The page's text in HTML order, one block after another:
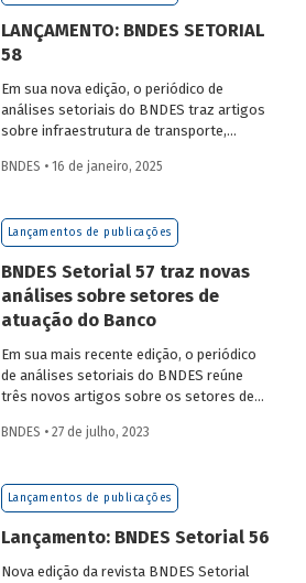
LANÇAMENTO: BNDES SETORIAL
58
Em sua nova edição, o periódico de
análises setoriais do BNDES traz artigos
sobre infraestrutura de transporte,
sustentáveis, mercado de aeronaves,
BNDES • 16 de janeiro, 2025
Lançamentos de publicações
BNDES Setorial 57 traz novas
análises sobre setores de
atuação do Banco
Em sua mais recente edição, o periódico
de análises setoriais do BNDES reúne
três novos artigos sobre os setores de
defesa. Saiba mais e acesse os estudos
BNDES • 27 de julho, 2023
Lançamentos de publicações
Lançamento: BNDES Setorial 56
Nova edição da revista BNDES Setorial